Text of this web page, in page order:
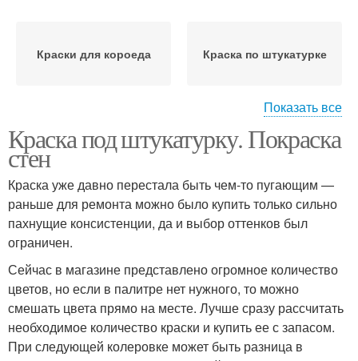
Краски для короеда Краска по штукатурке
Шёлковая краска
Показать все
Краска под штукатурку. Покраска
стен
Краска уже давно перестала быть чем-то пугающим —
раньше для ремонта можно было купить только сильно
пахнущие консистенции, да и выбор оттенков был
ограничен.
Сейчас в магазине представлено огромное количество
цветов, но если в палитре нет нужного, то можно
смешать цвета прямо на месте. Лучше сразу рассчитать
необходимое количество краски и купить ее с запасом.
При следующей колеровке может быть разница в